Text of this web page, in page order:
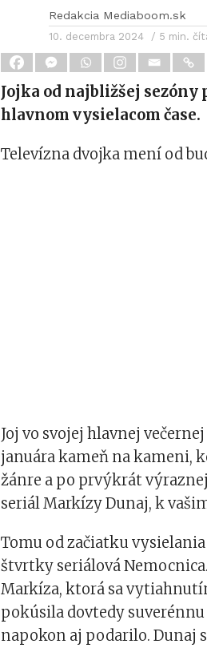
Redakcia Mediaboom.sk
10. decembra 2024 / 5 min.
Jojka od najbližšej sezóny
hlavnom vysielacom čase.
Televízna dvojka mení od
Joj vo svojej hlavnej
januára kameň na kameni,
žánre a po prvýkrát
seriál Markízy Dunaj, k
Tomu od začiatku
štvrtky seriálová
Markíza, ktorá sa
pokúsila dovtedy
napokon aj podarilo. Dunaj